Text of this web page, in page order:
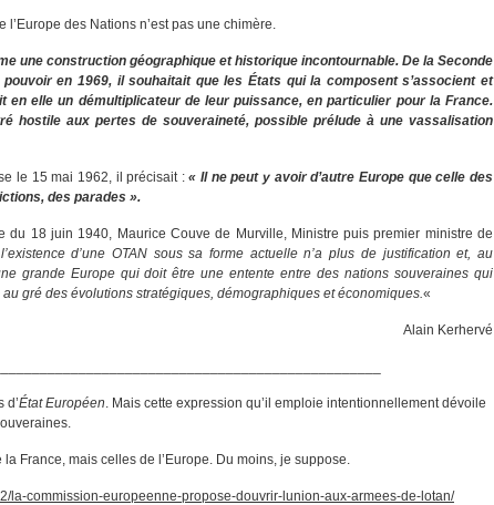
l’Europe des Nations n’est pas une chimère.
une construction géographique et historique incontournable. De la Seconde
en 1969, il souhaitait que les États qui la composent s’associent et
en elle un démultiplicateur de leur puissance, en particulier pour la France.
hostile aux pertes de souveraineté, possible prélude à une vassalisation
le 15 mai 1962, il précisait :« Il ne peut y avoir d’autre Europe que celle des
des parades ».
du 18 juin 1940, Maurice Couve de Murville, Ministre puis premier ministre de
l’existence d’une OTAN sous sa forme actuelle n’a plus de justification et, au
grande Europe qui doit être une entente entre des nations souveraines qui
gré des évolutions stratégiques, démographiques et économiques.«
Alain Kerhervé
d’État Européen. Mais cette expression qu’il emploie intentionnellement dévoile
France, mais celles de l’Europe. Du moins, je suppose.
la-commission-europeenne-propose-douvrir-lunion-aux-armees-de-lotan/